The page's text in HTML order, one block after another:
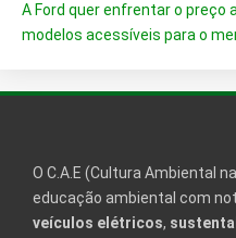
A Ford quer enfrentar o preço
modelos acessíveis para o
O C.A.E (Cultura Ambiental
educação ambiental com
veículos elétricos,